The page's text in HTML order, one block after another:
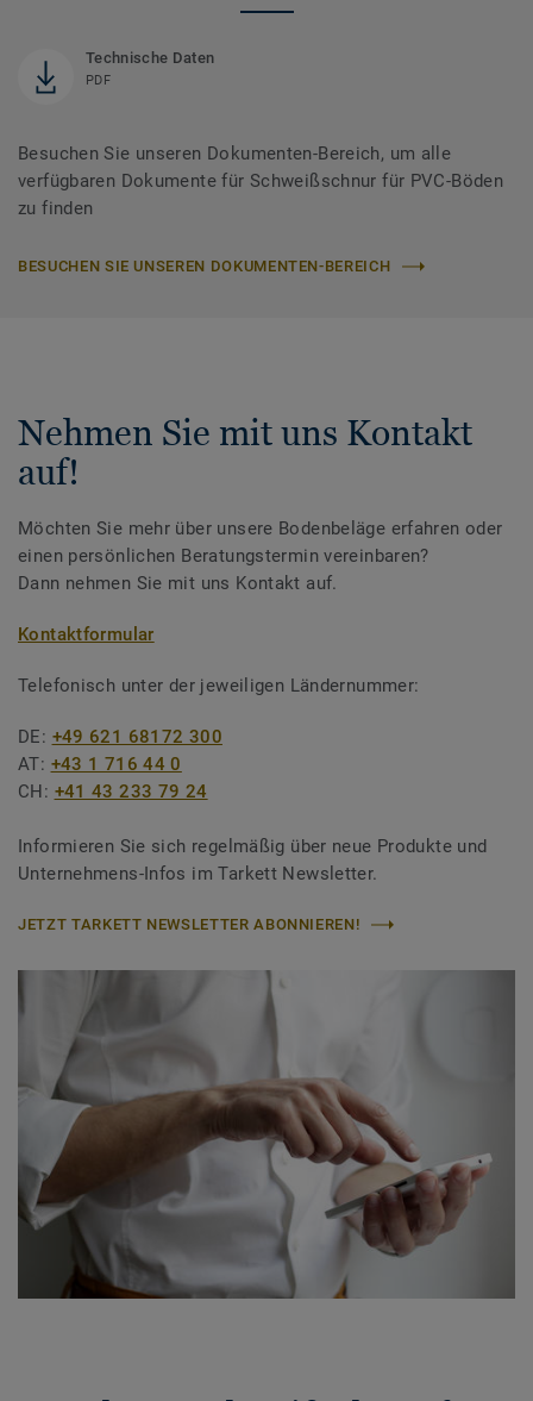
Technische Daten
PDF
Besuchen Sie unseren Dokumenten-Bereich, um alle
verfügbaren Dokumente für Schweißschnur für PVC-Böden
zu finden
BESUCHEN SIE UNSEREN DOKUMENTEN-BEREICH
Nehmen Sie mit uns Kontakt
auf!
Möchten Sie mehr über unsere Bodenbeläge erfahren oder
einen persönlichen Beratungstermin vereinbaren?
Dann nehmen Sie mit uns Kontakt auf.
Kontaktformular
Telefonisch unter der jeweiligen Ländernummer:
DE: +49 621 68172 300
AT: +43 1 716 44 0
CH: +41 43 233 79 24
Informieren Sie sich regelmäßig über neue Produkte und
Unternehmens-Infos im Tarkett Newsletter.
JETZT TARKETT NEWSLETTER ABONNIEREN!